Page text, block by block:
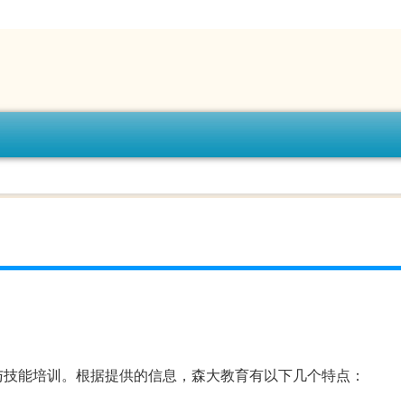
能培训。根据提供的信息，森大教育有以下几个特点：